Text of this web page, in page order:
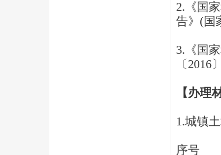
2.《国
告》(国
3.《国
〔2016
【办理
1.城镇
序号